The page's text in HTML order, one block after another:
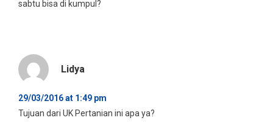
sabtu bisa di kumpul?
Lidya
29/03/2016 at 1:49 pm
Tujuan dari UK Pertanian ini apa ya?